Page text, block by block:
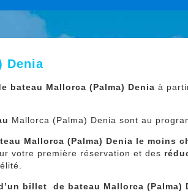
Denia
bateau Mallorca (Palma) Deniaà
Mallorca (Palma) Denia sont au
Mallorca (Palma) Denia le moins
votre première réservation et des
billet de bateau Mallorca (Palma)